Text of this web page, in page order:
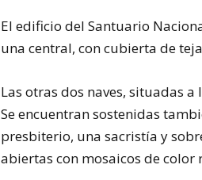
El edificio del Santuario
una central, con cubierta de
Las otras dos naves, situadas
Se encuentran sostenidas
presbiterio, una sacristía y
abiertas con mosaicos de color